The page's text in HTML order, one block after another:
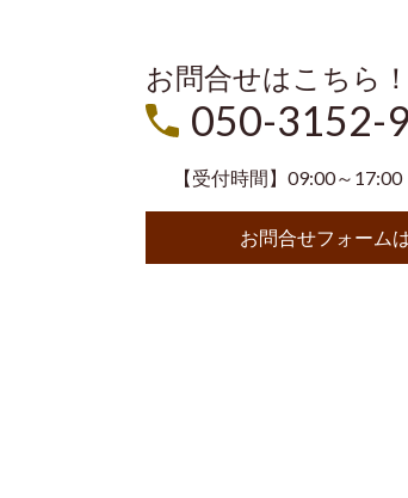
お問合せはこちら！
050-3152-
【受付時間】09:00～17:00
お問合せフォーム